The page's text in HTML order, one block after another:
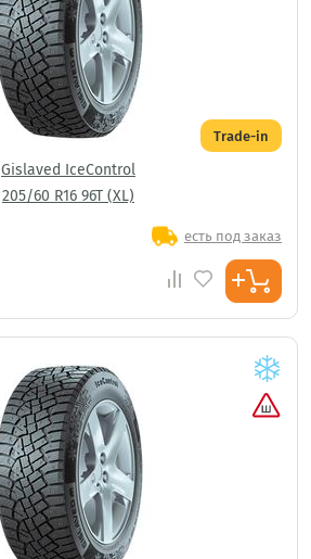
Trade-in
Gislaved IceControl
205/60 R16 96T (XL)
есть под заказ